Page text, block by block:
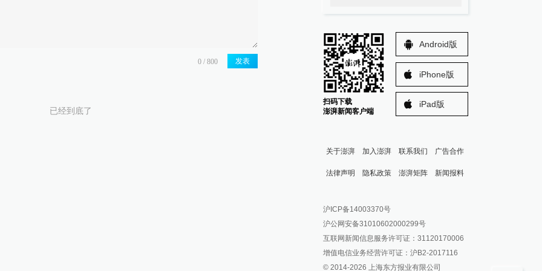
发表
已经到底了
扫码下载
澎湃新闻客户端
Android版
iPhone版
iPad版
关于澎湃 加入澎湃 联系我们 广告合作
法律声明 隐私政策 澎湃矩阵
澎湃新闻公众号
澎湃新闻抖音号
派生万物开放平台
IP SHANGHAI
新闻报料
报料邮箱: news@thepaper.cn
沪ICP备14003370号
沪公网安备31010602000299号
互联网新闻信息服务许可证：31120170006
增值电信业务经营许可证：沪B2-2017116
© 2014-2026 上海东方报业有限公司